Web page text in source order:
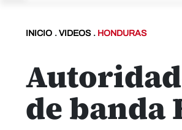
INICIO . VIDEOS . HONDURAS
de banda